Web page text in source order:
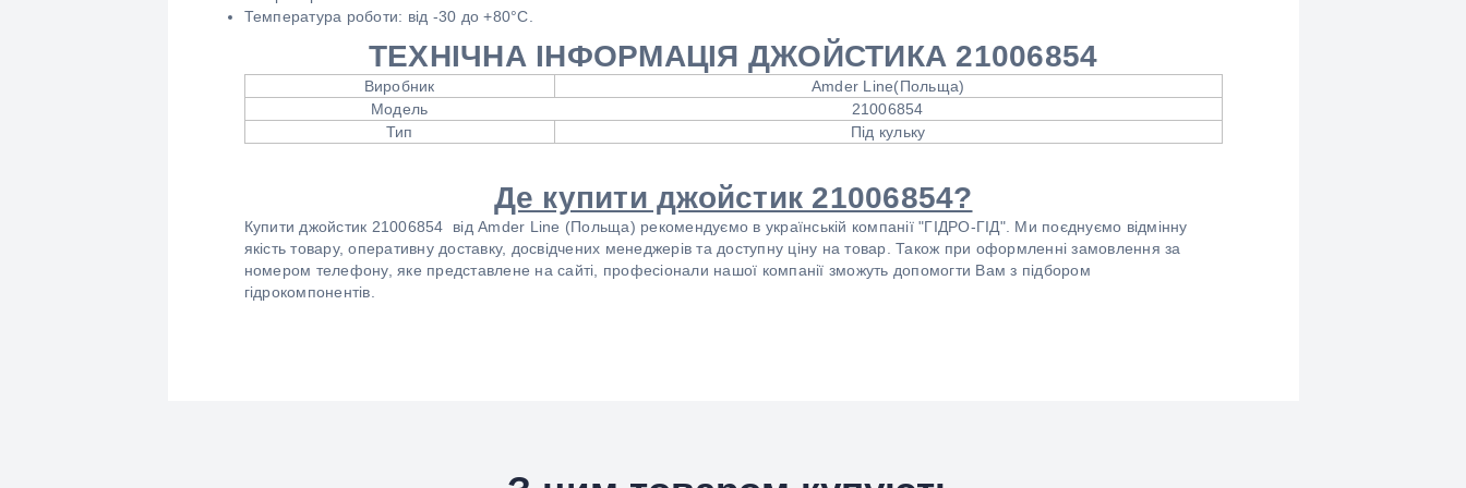
Температура роботи: від -30 до +80°C.
ТЕХНІЧНА ІНФОРМАЦІЯ ДЖОЙСТИКА 21006854
Виробник
Amder Line(Польща)
Модель
21006854
Тип
Під кульку
Де купити джойстик 21006854?
Купити джойстик 21006854 від Amder Line (Польща) рекомендуємо в українській компанії "ГІДРО-ГІД". Ми поєднуємо відмінну
якість товару, оперативну доставку, досвідчених менеджерів та доступну ціну на товар. Також при оформленні замовлення за
номером телефону, яке представлене на сайті, професіонали нашої компанії зможуть допомогти Вам з підбором
гідрокомпонентів.